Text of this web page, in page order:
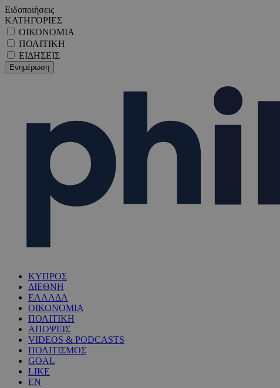
Ειδοποιήσεις
ΚΑΤΗΓΟΡΙΕΣ
ΟΙΚΟΝΟΜΙΑ
ΠΟΛΙΤΙΚΗ
ΕΙΔΗΣΕΙΣ
ΚΥΠΡΟΣ
ΔΙΕΘΝΗ
ΕΛΛΑΔΑ
ΟΙΚΟΝΟΜΙΑ
ΠΟΛΙΤΙΚΗ
ΑΠΟΨΕΙΣ
VIDEOS & PODCASTS
ΠΟΛΙΤΙΣΜΟΣ
GOAL
LIKE
EN